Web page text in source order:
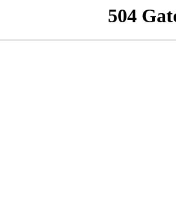
504